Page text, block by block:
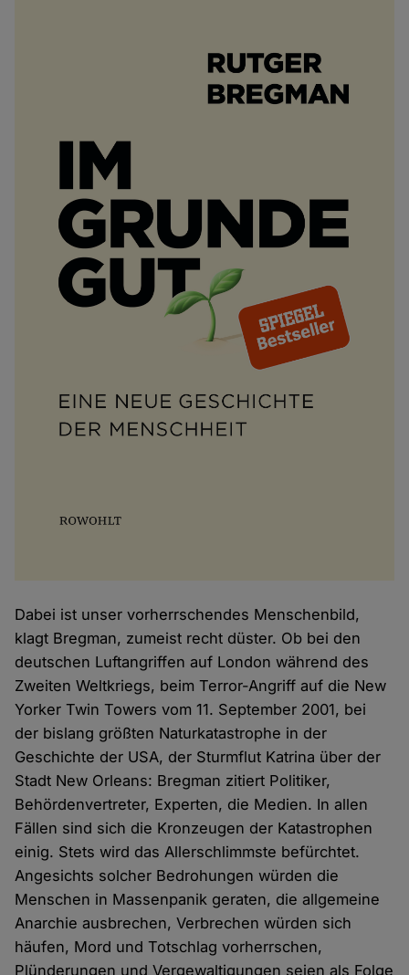
Dabei ist unser vorherrschendes Menschenbild,
klagt Bregman, zumeist recht düster. Ob bei den
deutschen Luftangriffen auf London während des
Zweiten Weltkriegs, beim Terror-Angriff auf die New
Yorker Twin Towers vom 11. September 2001, bei
der bislang größten Naturkatastrophe in der
Geschichte der USA, der Sturmflut Katrina über der
Stadt New Orleans: Bregman zitiert Politiker,
Behördenvertreter, Experten, die Medien. In allen
Fällen sind sich die Kronzeugen der Katastrophen
einig. Stets wird das Allerschlimmste befürchtet.
Angesichts solcher Bedrohungen würden die
Menschen in Massenpanik geraten, die allgemeine
Anarchie ausbrechen, Verbrechen würden sich
häufen, Mord und Totschlag vorherrschen,
Plünderungen und Vergewaltigungen seien als Folge